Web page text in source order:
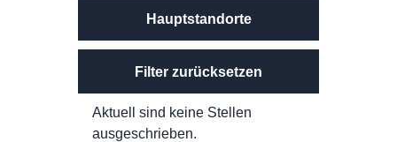
Hauptstandorte
Filter zurücksetzen
Aktuell sind keine Stellen
ausgeschrieben.